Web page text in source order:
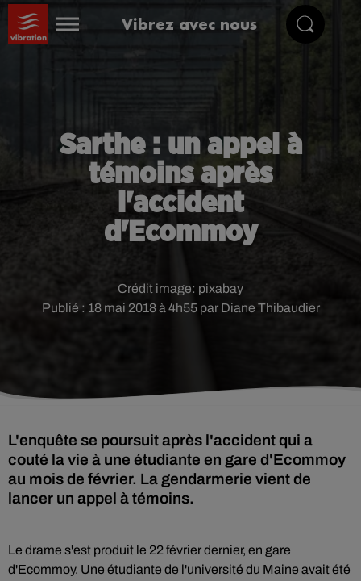
Vibrez avec nous
Sarthe : un appel à
témoins après
l'accident
d'Ecommoy
Publié : 18 mai 2018 à 4h55 par Diane Thibaudier
Crédit image: pixabay
L'enquête se poursuit après l'accident qui a
couté la vie à une étudiante en gare d'Ecommoy
au mois de février. La gendarmerie vient de
lancer un appel à témoins.
Le drame s'est produit le 22 février dernier, en gare
d'Ecommoy. Une étudiante de l'université du Maine avait été